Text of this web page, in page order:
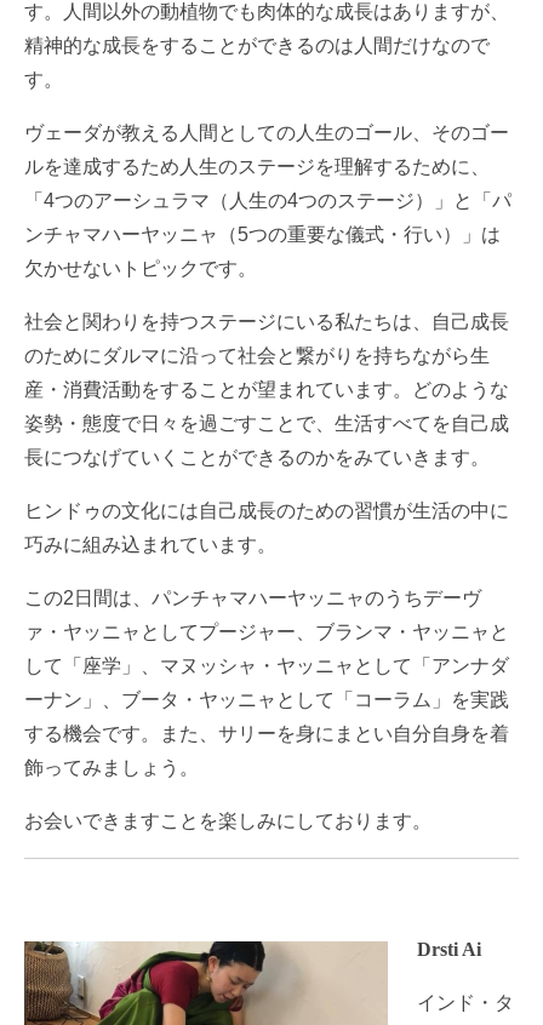
す。人間以外の動植物でも肉体的な成長はありますが、
精神的な成長をすることができるのは人間だけなので
す。
ヴェーダが教える人間としての人生のゴール、そのゴー
ルを達成するため人生のステージを理解するために、
「4つのアーシュラマ（人生の4つのステージ）」と「パ
ンチャマハーヤッニャ（5つの重要な儀式・行い）」は
欠かせないトピックです。
社会と関わりを持つステージにいる私たちは、自己成長
のためにダルマに沿って社会と繋がりを持ちながら生
産・消費活動をすることが望まれています。どのような
姿勢・態度で日々を過ごすことで、生活すべてを自己成
長につなげていくことができるのかをみていきます。
ヒンドゥの文化には自己成長のための習慣が生活の中に
巧みに組み込まれています。
この2日間は、パンチャマハーヤッニャのうちデーヴ
ァ・ヤッニャとしてプージャー、ブランマ・ヤッニャと
して「座学」、マヌッシャ・ヤッニャとして「アンナダ
ーナン」、ブータ・ヤッニャとして「コーラム」を実践
する機会です。また、サリーを身にまとい自分自身を着
飾ってみましょう。
お会いできますことを楽しみにしております。
Drsti Ai
インド・ タ